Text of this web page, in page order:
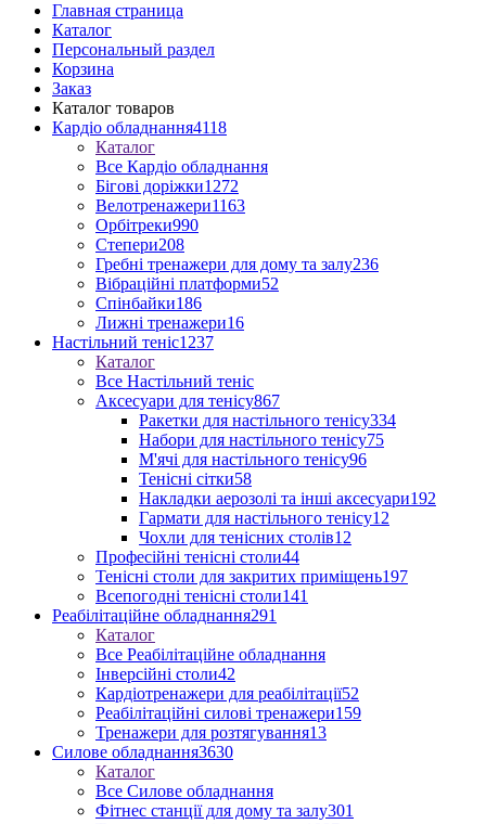
Главная страница
Каталог
Персональный раздел
Корзина
Заказ
Каталог товаров
Кардіо обладнання4118
Каталог
Все Кардіо обладнання
Бігові доріжки1272
Велотренажери1163
Орбітреки990
Степери208
Гребні тренажери для дому та залу236
Вібраційні платформи52
Спінбайки186
Лижні тренажери16
Настільний теніс1237
Каталог
Все Настільний теніс
Аксесуари для тенісу867
Ракетки для настільного тенісу334
Набори для настільного тенісу75
М'ячі для настільного тенісу96
Тенісні сітки58
Накладки аерозолі та інші аксесуари192
Гармати для настільного тенісу12
Чохли для тенісних столів12
Професійні тенісні столи44
Тенісні столи для закритих приміщень197
Всепогодні тенісні столи141
Реабілітаційне обладнання291
Каталог
Все Реабілітаційне обладнання
Інверсійні столи42
Кардіотренажери для реабілітації52
Реабілітаційні силові тренажери159
Тренажери для розтягування13
Силове обладнання3630
Каталог
Все Силове обладнання
Фітнес станції для дому та залу301